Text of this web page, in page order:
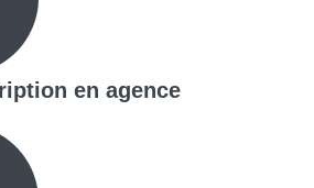
en agence